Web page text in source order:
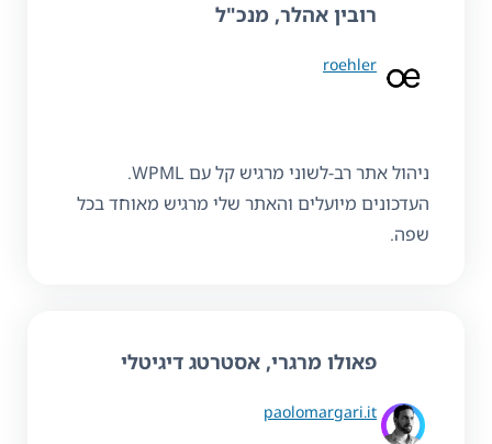
רובין אהלר, מנכ"ל
roehler
ניהול אתר רב-לשוני מרגיש קל עם WPML.
העדכונים מיועלים והאתר שלי מרגיש מאוחד בכל
שפה.
פאולו מרגרי, אסטרטג דיגיטלי
paolomargari.it